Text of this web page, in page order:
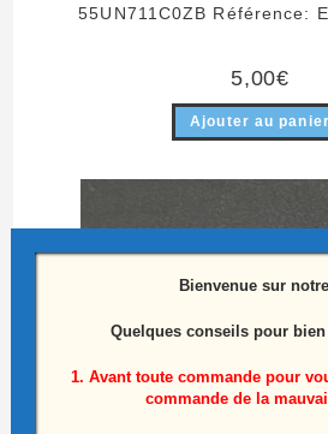
55UN711C0ZB Référence:
5,00€
Ajouter au panier
Bienvenue sur
Quelques conseils pour
1. Avant toute commande pour
commande de la